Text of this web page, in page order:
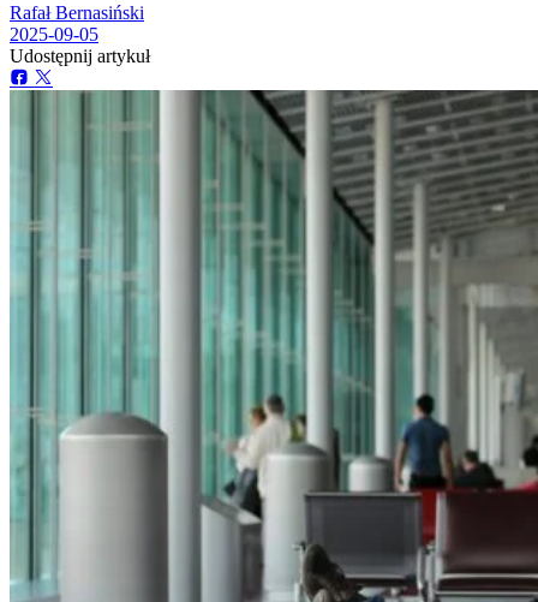
Rafał Bernasiński
2025-09-05
Udostępnij artykuł